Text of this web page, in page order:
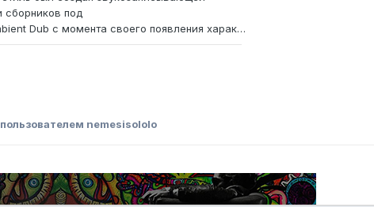
пользователем nemesisololo